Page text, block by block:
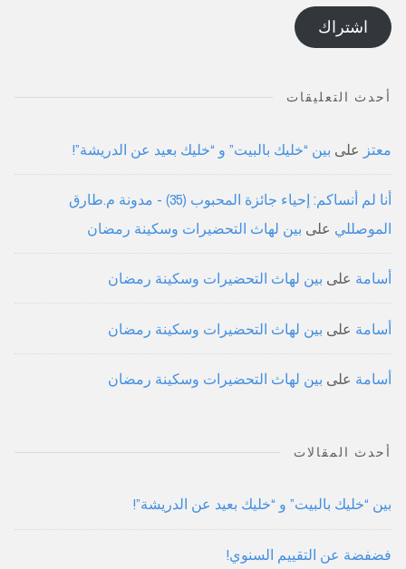
الإلكتروني
اشتراك
أحدث التعليقات
معتز على بين “خليك بالبيت” و “خليك بعيد عن الدريشة”!
أنا لم أنساكم: إحياء جائزة المحبوب (35) - مدونة م.طارق
الموصللي على بين لهاث التحضيرات وسكينة رمضان
أسامة على بين لهاث التحضيرات وسكينة رمضان
أسامة على بين لهاث التحضيرات وسكينة رمضان
أسامة على بين لهاث التحضيرات وسكينة رمضان
أحدث المقالات
بين “خليك بالبيت” و “خليك بعيد عن الدريشة”!
فضفضة عن التقييم السنوي!